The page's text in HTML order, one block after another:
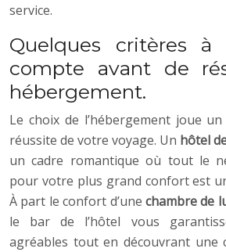
service.
Quelques critères à
compte avant de
hébergement.
Le choix de l’hébergement joue
réussite de votre voyage. Un hôtel
un cadre romantique où tout le
pour votre plus grand confort est
À part le confort d’une chambre de
le bar de l’hôtel vous
agréables tout en découvrant une